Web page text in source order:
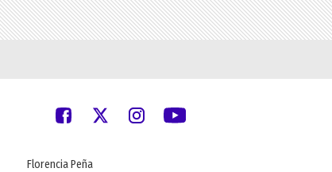
Florencia Peña